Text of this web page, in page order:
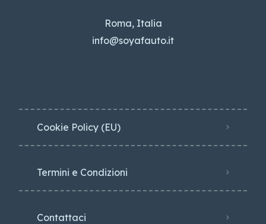
Roma, Italia
info@soyafauto.it
Cookie Policy (EU)
Termini e Condizioni
Contattaci